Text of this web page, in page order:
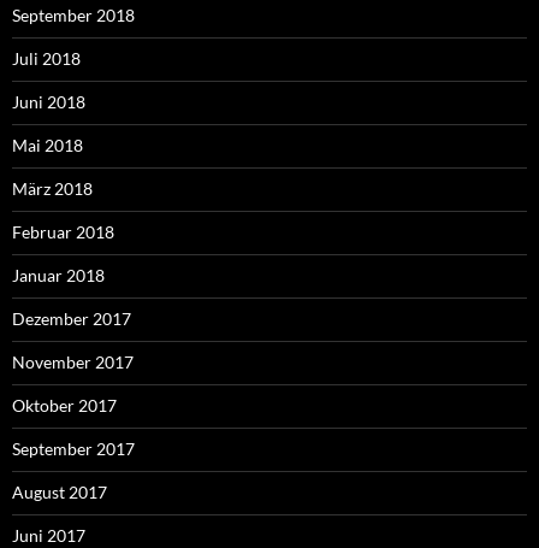
September 2018
Juli 2018
Juni 2018
Mai 2018
März 2018
Februar 2018
Januar 2018
Dezember 2017
November 2017
Oktober 2017
September 2017
August 2017
Juni 2017